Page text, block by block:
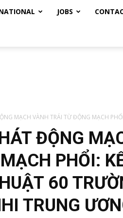
JOBS
MẠCH VÀNH TRÁI TỪ ĐỘNG MẠCH
ĐỘNG
PHỔI:
60
TRUNG